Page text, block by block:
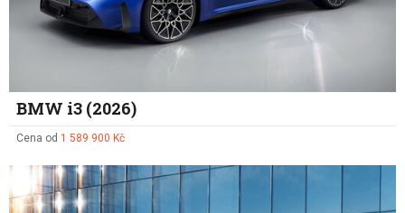
BMW i3 (2026)
Cena od 1 589 900 Kč